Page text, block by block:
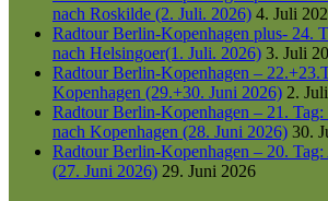
nach Roskilde (2. Juli. 2026) 4. Juli
Radtour Berlin-Kopenhagen plus- 24.
nach Helsingoer(1. Juli. 2026) 3. Juli
Radtour Berlin-Kopenhagen –
Kopenhagen (29.+30. Juni 2026) 2.
Radtour Berlin-Kopenhagen – 21.
nach Kopenhagen (28. Juni 2026) 30.
Radtour Berlin-Kopenhagen – 20.
(27. Juni 2026) 29. Juni 2026